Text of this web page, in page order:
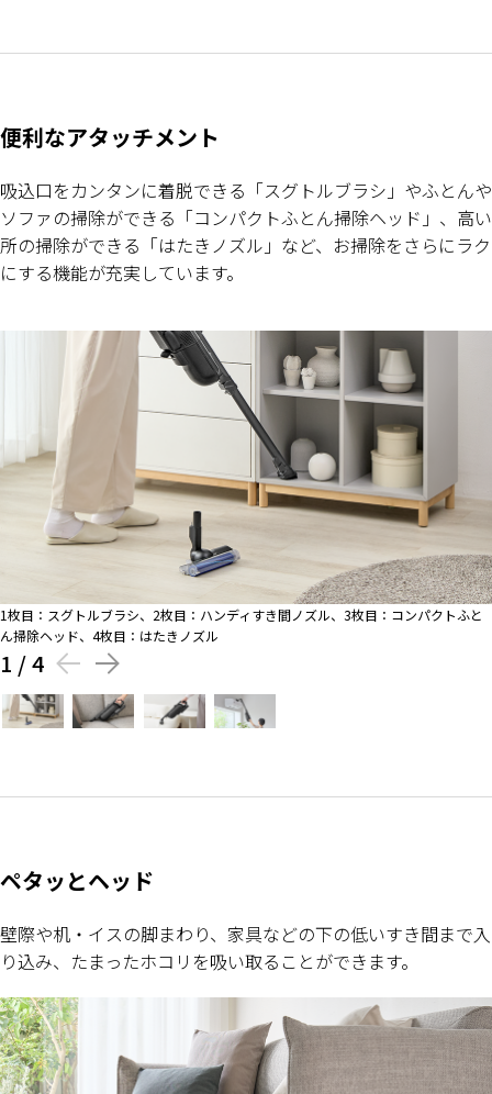
便利なアタッチメント
吸込口をカンタンに着脱できる「スグトルブラシ」やふとんや
ソファの掃除ができる「コンパクトふとん掃除ヘッド」、高い
所の掃除ができる「はたきノズル」など、お掃除をさらにラク
にする機能が充実しています。
1枚目：スグトルブラシ、2枚目：ハンディすき間ノズル、3枚目：コンパクトふと
ん掃除ヘッド、4枚目：はたきノズル
1 /4
ペタッとヘッド
壁際や机・イスの脚まわり、家具などの下の低いすき間まで入
り込み、たまったホコリを吸い取ることができます。